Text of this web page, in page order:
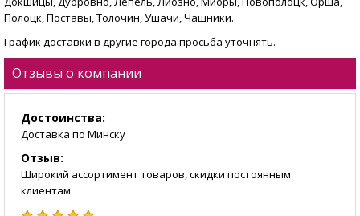
Полоцк, Поставы, Толочин, Ушачи, Чашники.
График доставки в другие города просьба уточнять.
Отзывы о компании
Достоинства:
Доставка по Минску
Отзыв:
Широкий ассортимент товаров, скидки постоянным
клиентам.